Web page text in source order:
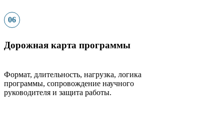
06
Дорожная карта программы
Формат, длительность, нагрузка, логика
программы, сопровождение научного
руководителя и защита работы.